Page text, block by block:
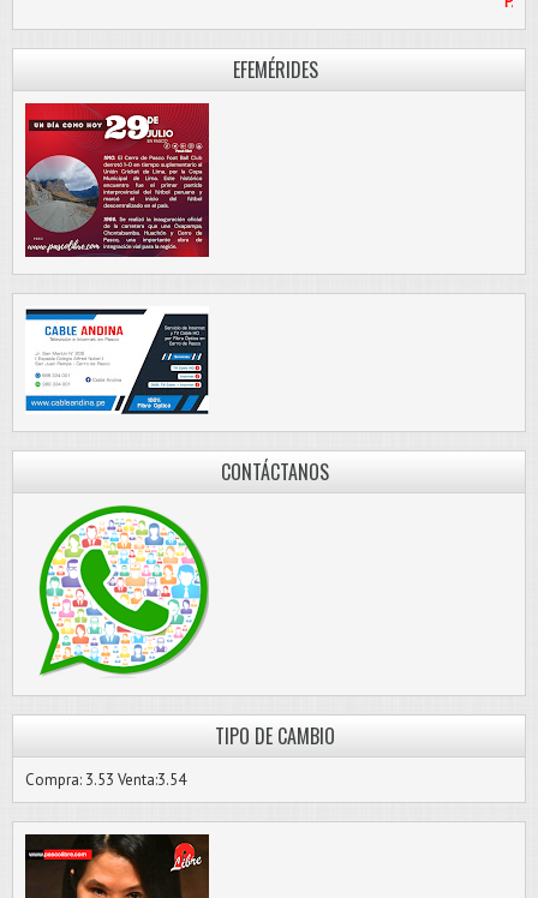
EFEMÉRIDES
CONTÁCTANOS
TIPO DE CAMBIO
Compra: 3.53 Venta:3.54